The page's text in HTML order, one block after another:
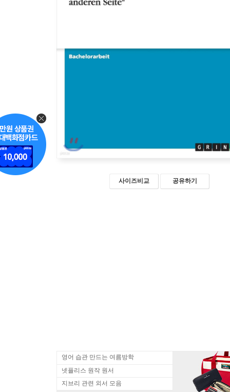
사이즈비교 공유하기
영어 습관 만드는 여름방학
넷플리스 원작 원서
지브리 관련 외서 모음